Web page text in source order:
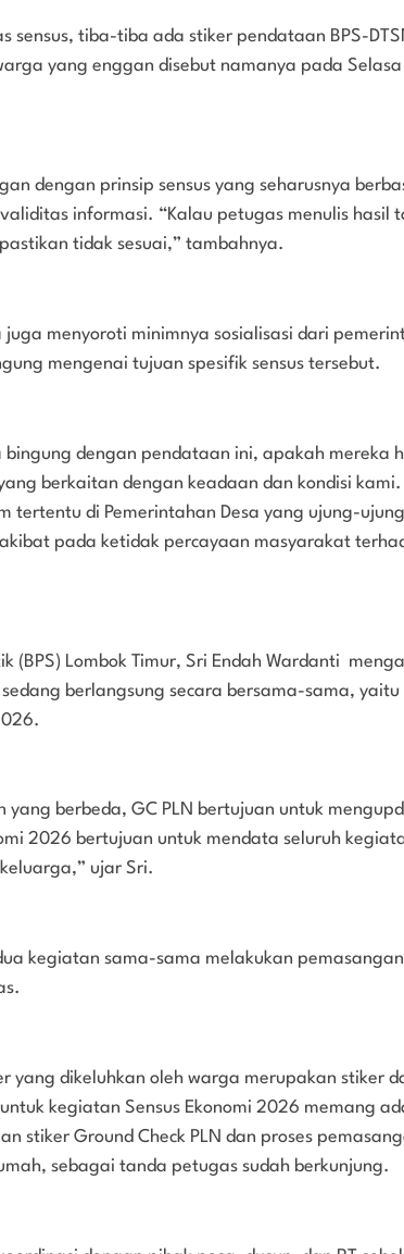
sensus, tiba-tiba ada stiker pendataan BPS-
yang enggan disebut namanya pada Selasa
dengan prinsip sensus yang seharusnya
informasi. “Kalau petugas menulis hasil
tidak sesuai,” tambahnya.
menyoroti minimnya sosialisasi dari
mengenai tujuan spesifik sensus tersebut.
dengan pendataan ini, apakah mereka
berkaitan dengan keadaan dan kondisi
tertentu di Pemerintahan Desa yang ujung-
pada ketidak percayaan masyarakat
(BPS) Lombok Timur, Sri Endah Wardanti
berlangsung secara bersama-sama,
berbeda, GC PLN bertujuan untuk
2026 bertujuan untuk mendata seluruh
ujar Sri.
kegiatan sama-sama melakukan
yang dikeluhkan oleh warga merupakan stiker
kegiatan Sensus Ekonomi 2026 memang
stiker Ground Check PLN dan proses
sebagai tanda petugas sudah berkunjung.